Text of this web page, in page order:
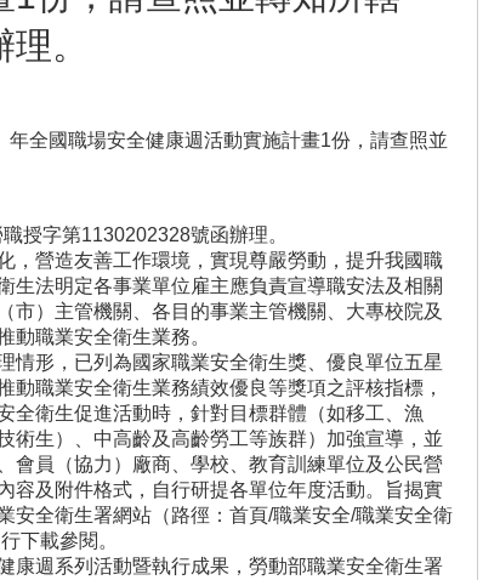
。
全國職場安全健康週活動實施計畫1份，請查照並
授字第1130202328號函辦理。
，營造友善工作環境，實現尊嚴勞動，提升我國職
生法明定各事業單位雇主應負責宣導職安法及相關
市）主管機關、各目的事業主管機關、大專校院及
動職業安全衛生業務。
情形，已列為國家職業安全衛生獎、優良單位五星
動職業安全衛生業務績效優良等獎項之評核指標，
全衛生促進活動時，針對目標群體（如移工、漁
術生）、中高齡及高齡勞工等族群）加強宣導，並
會員（協力）廠商、學校、教育訓練單位及公民營
容及附件格式，自行研提各單位年度活動。旨揭實
安全衛生署網站（路徑：首頁/職業安全/職業安全衛
下載參閱。
康週系列活動暨執行成果，勞動部職業安全衛生署